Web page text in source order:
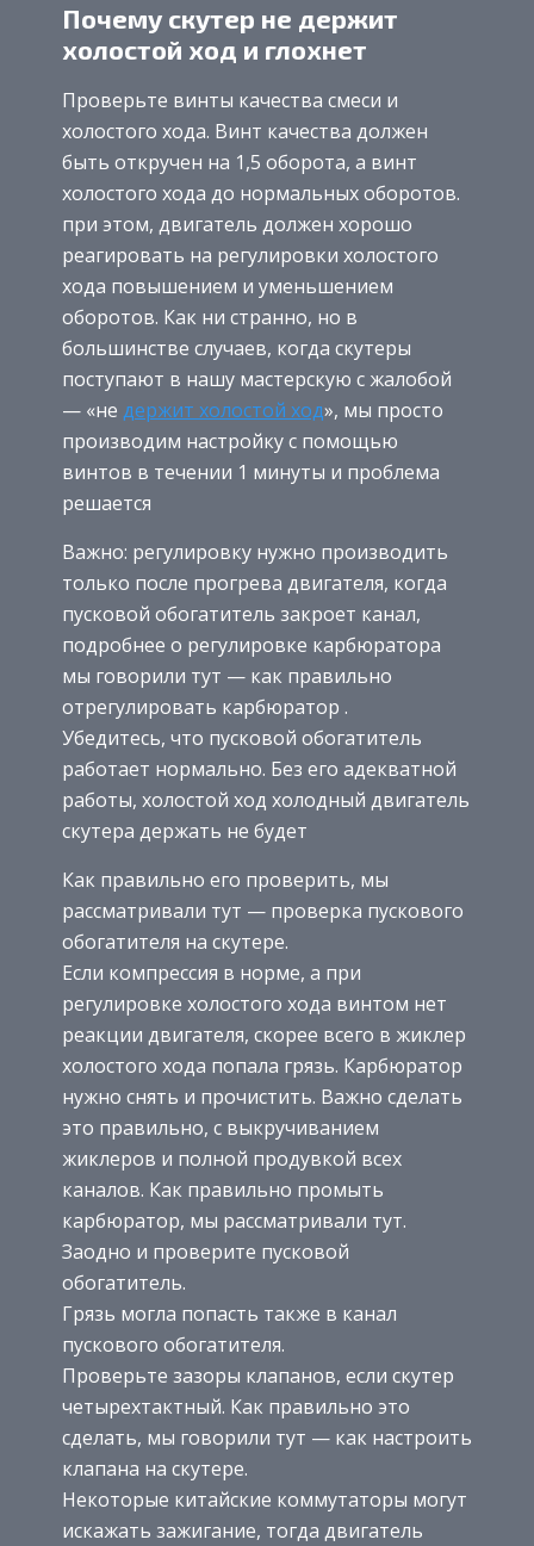
Почему скутер не держит
холостой ход и глохнет
Проверьте винты качества смеси и
холостого хода. Винт качества должен
быть откручен на 1,5 оборота, а винт
холостого хода до нормальных оборотов.
при этом, двигатель должен хорошо
реагировать на регулировки холостого
хода повышением и уменьшением
оборотов. Как ни странно, но в
большинстве случаев, когда скутеры
поступают в нашу мастерскую с жалобой
— «не держит холостой ход», мы просто
производим настройку с помощью
винтов в течении 1 минуты и проблема
решается
Важно: регулировку нужно производить
только после прогрева двигателя, когда
пусковой обогатитель закроет канал,
подробнее о регулировке карбюратора
мы говорили тут — как правильно
отрегулировать карбюратор .
Убедитесь, что пусковой обогатитель
работает нормально. Без его адекватной
работы, холостой ход холодный двигатель
скутера держать не будет
Как правильно его проверить, мы
рассматривали тут — проверка пускового
обогатителя на скутере.
Если компрессия в норме, а при
регулировке холостого хода винтом нет
реакции двигателя, скорее всего в жиклер
холостого хода попала грязь. Карбюратор
нужно снять и прочистить. Важно сделать
это правильно, с выкручиванием
жиклеров и полной продувкой всех
каналов. Как правильно промыть
карбюратор, мы рассматривали тут.
Заодно и проверите пусковой
обогатитель.
Грязь могла попасть также в канал
пускового обогатителя.
Проверьте зазоры клапанов, если скутер
четырехтактный. Как правильно это
сделать, мы говорили тут — как настроить
клапана на скутере.
Некоторые китайские коммутаторы могут
искажать зажигание, тогда двигатель